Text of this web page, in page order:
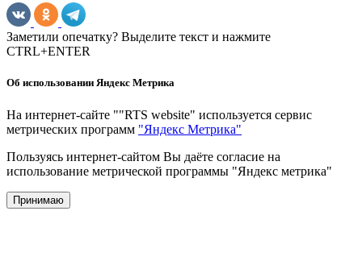
Заметили опечатку? Выделите текст и нажмите
CTRL+ENTER
Об использовании Яндекс Метрика
На интернет-сайте ""RTS website" используется сервис
метрических программ "Яндекс Метрика"
Пользуясь интернет-сайтом Вы даёте согласие на
использование метрической программы "Яндекс метрика"
Принимаю